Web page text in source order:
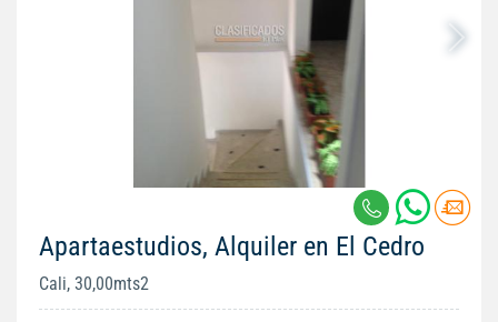
Apartaestudios, Alquiler en El Cedro
Cali, 30,00mts2